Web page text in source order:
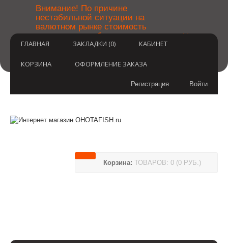
Внимание! По причине
нестабильной ситуации на
валютном рынке стоимость
товаров может быть уточнена
после оформления заказа.
неудобства.
×
ГЛАВНАЯ ЗАКЛАДКИ (0) КАБИНЕТ
КОРЗИНА ОФОРМЛЕНИЕ ЗАКАЗА
Войти
Регистрация
Корзина: ТОВАРОВ: 0 (0 РУБ.)